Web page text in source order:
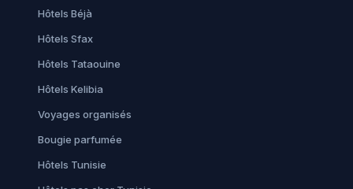
Hôtels Béjà
Hôtels Sfax
Hôtels Tataouine
Hôtels Kelibia
Voyages organisés
Bougie parfumée
Hôtels Tunisie